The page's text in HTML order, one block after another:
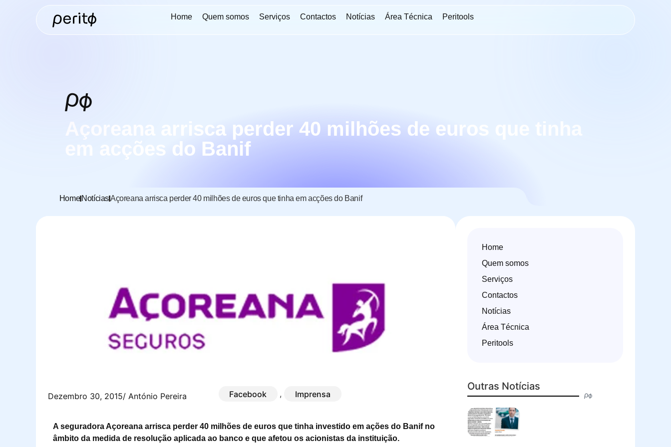
Home Quem somos Serviços Contactos Notícias Área Técnica Peritools
Açoreana arrisca perder 40 milhões de euros que tinha
em acções do Banif
Home NotíciasAçoreana arrisca perder 40 milhões de euros que tinha em acções do Banif
Dezembro 30, 2015/ António Pereira Facebook , Imprensa
A seguradora Açoreana arrisca perder 40 milhões de euros que tinha investido em ações do Banif no
âmbito da medida de resolução aplicada ao banco e que afetou os acionistas da instituição.
Home
Quem somos
Serviços
Contactos
Notícias
Área Técnica
Peritools
Outras Notícias